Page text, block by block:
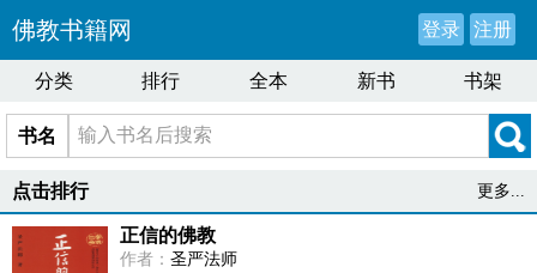
佛教书籍网 登录 注册
分类 排行 全本 新书 书架
书名
点击排行 更多...
正信的佛教
作者： 圣严法师